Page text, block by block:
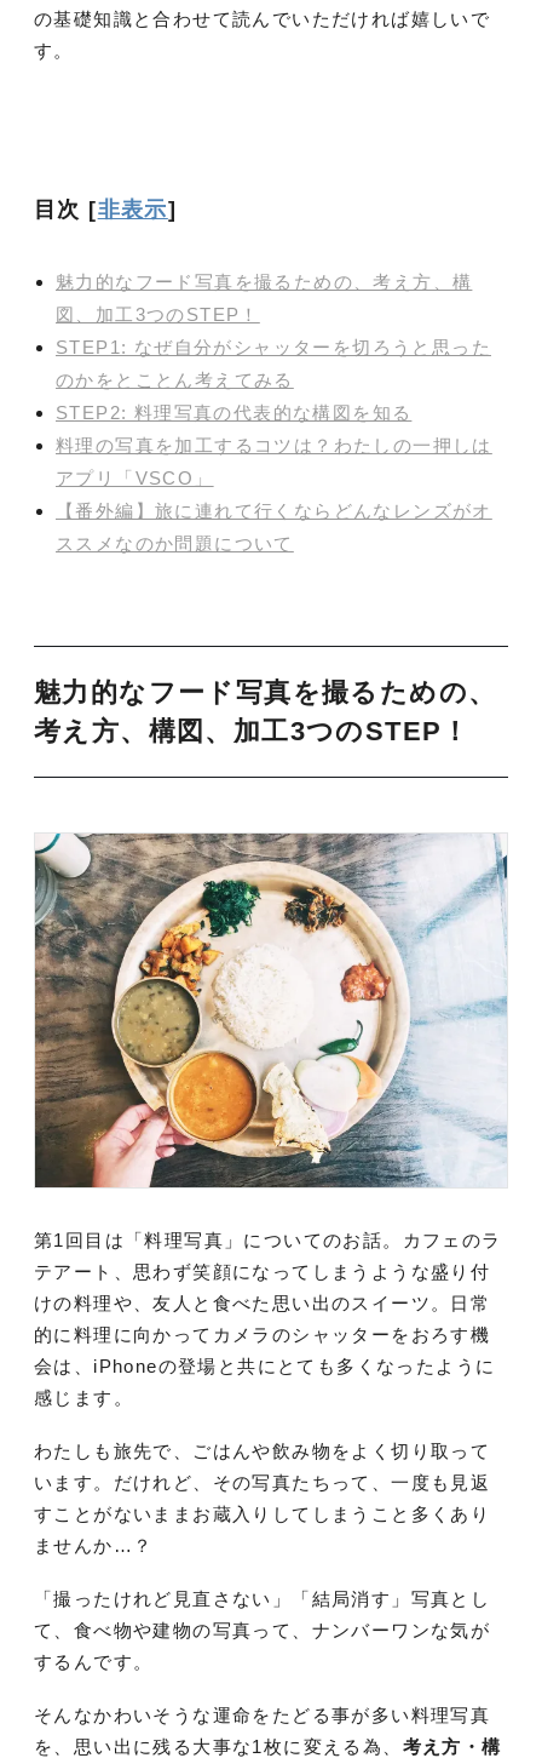
の基礎知識と合わせて読んでいただければ嬉しいで
す。
目次 [非表示]
魅力的なフード写真を撮るための、考え方、構
図、加工3つのSTEP！
STEP1: なぜ自分がシャッターを切ろうと思った
のかをとことん考えてみる
STEP2: 料理写真の代表的な構図を知る
料理の写真を加工するコツは？わたしの一押しは
アプリ「VSCO」
【番外編】旅に連れて行くならどんなレンズがオ
ススメなのか問題について
魅力的なフード写真を撮るための、
考え方、構図、加工3つのSTEP！
第1回目は「料理写真」についてのお話。カフェのラ
テアート、思わず笑顔になってしまうような盛り付
けの料理や、友人と食べた思い出のスイーツ。日常
的に料理に向かってカメラのシャッターをおろす機
会は、iPhoneの登場と共にとても多くなったように
感じます。
わたしも旅先で、ごはんや飲み物をよく切り取って
います。だけれど、その写真たちって、一度も見返
すことがないままお蔵入りしてしまうこと多くあり
ませんか…？
「撮ったけれど見直さない」「結局消す」写真とし
て、食べ物や建物の写真って、ナンバーワンな気が
するんです。
そんなかわいそうな運命をたどる事が多い料理写真
を、思い出に残る大事な1枚に変える為、 考え方・構